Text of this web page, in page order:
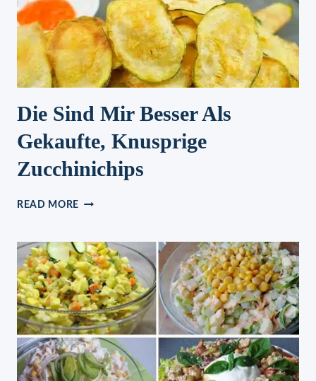
Die Sind Mir Besser Als
Gekaufte, Knusprige
Zucchinichips
READ MORE DIE
BESSER
ALS
GEKAUFTE,
KNUSPRIGE
ZUCCHINICHIPS